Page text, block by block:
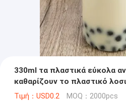
330ml τα πλαστικά εύκολα
καθαρίζουν το πλαστικό
εμπορευματοκιβωτίων
Τιμή：USD0.2 MOQ：2000pcs